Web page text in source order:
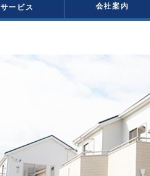
サービス 会社案内